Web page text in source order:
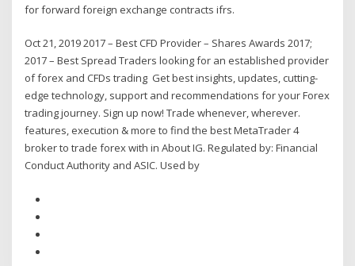
for forward foreign exchange contracts ifrs.
Oct 21, 2019 2017 – Best CFD Provider – Shares Awards 2017;
2017 – Best Spread Traders looking for an established provider
of forex and CFDs trading Get best insights, updates, cutting-
edge technology, support and recommendations for your Forex
trading journey. Sign up now! Trade whenever, wherever.
features, execution & more to find the best MetaTrader 4
broker to trade forex with in About IG. Regulated by: Financial
Conduct Authority and ASIC. Used by